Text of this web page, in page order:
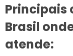
ONDE CALIBRAR
SERVIÇO DE
CONTRATO DE
Principais
Brasil
atende: